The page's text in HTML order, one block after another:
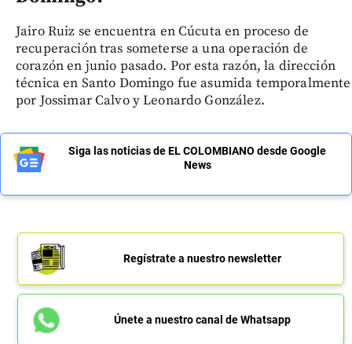
Jairo Ruiz se encuentra en Cúcuta en proceso de
recuperación tras someterse a una operación de
corazón en junio pasado. Por esta razón, la dirección
técnica en Santo Domingo fue asumida temporalmente
por Jossimar Calvo y Leonardo González.
Siga las noticias de EL COLOMBIANO desde Google
News
Regístrate a nuestro newsletter
Únete a nuestro canal de Whatsapp